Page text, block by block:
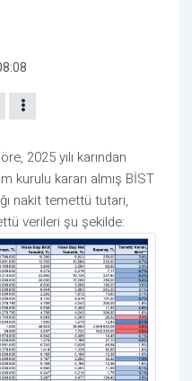
2025 yılı karından
kurulu kararı almış BİST
nakit temettü tutarı,
verileri şu şekilde: